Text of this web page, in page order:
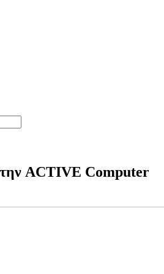
την ACTIVE Computer